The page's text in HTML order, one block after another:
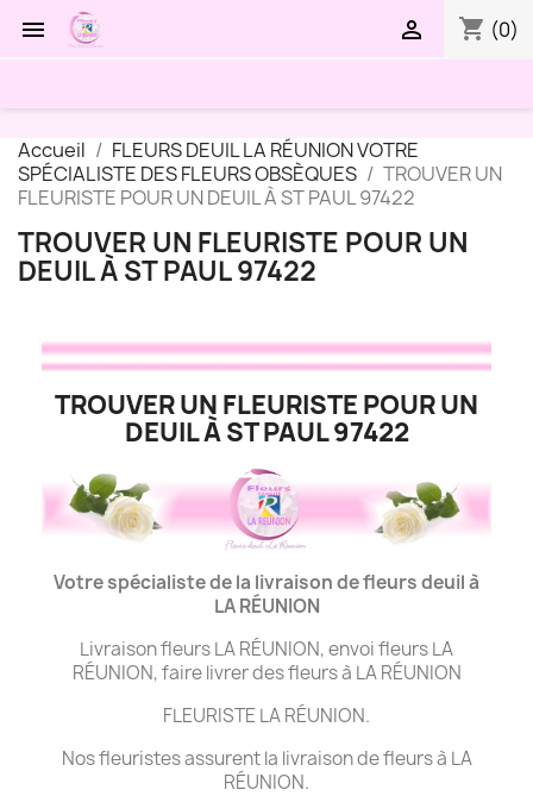
 shopping_cart (0)

Accueil
FLEURS DEUIL LA RÉUNION VOTRE
SPÉCIALISTE DES FLEURS OBSÈQUES
TROUVER UN
FLEURISTE POUR UN DEUIL À ST PAUL 97422
TROUVER UN FLEURISTE POUR UN
DEUIL À ST PAUL 97422
TROUVER UN FLEURISTE POUR UN
DEUIL À ST PAUL 97422
Votre spécialiste de la livraison de fleurs deuil à
LARÉUNION
Livraison fleurs LA RÉUNION, envoi fleurs LA
RÉUNION, faire livrer des fleurs à LA RÉUNION
FLEURISTE LA RÉUNION.
Nos fleuristes assurent la livraison de fleurs à LA
RÉUNION.